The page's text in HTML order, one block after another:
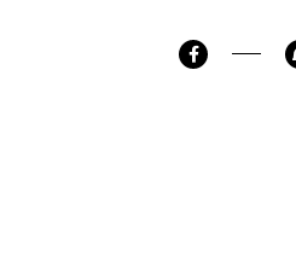
Facebook